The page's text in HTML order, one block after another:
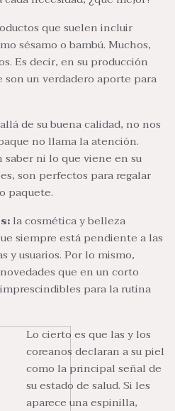
que suelen incluir
sésamo o bambú. Muchos,
Es decir, en su producción
son un verdadero aporte para
de su buena calidad, no nos
no llama la atención.
saber ni lo que viene en su
son perfectos para regalar
paquete.
la cosmética y belleza
siempre está pendiente a las
y usuarios. Por lo mismo,
que en un corto
para la rutina
Lo cierto es que las y los
coreanos declaran a su piel
como la principal señal de
su estado de salud. Si les
aparece una espinilla,